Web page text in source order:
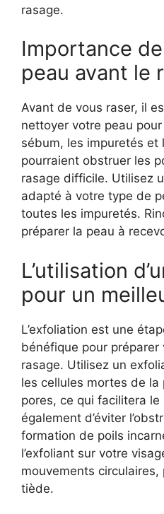
rasage.
Importance
peau avant le
Avant de vous raser, il
nettoyer votre peau pour
sébum, les impuretés et
pourraient obstruer les
rasage difficile. Utilisez
adapté à votre type de
toutes les impuretés.
préparer la peau à
L’utilisation
pour un
L’exfoliation est une
bénéfique pour
rasage. Utilisez un
les cellules mortes de la
pores, ce qui facilitera
également d’éviter
formation de poils
l’exfoliant sur votre
mouvements circulaires,
tiède.